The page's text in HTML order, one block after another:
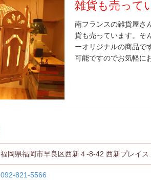
雑貨も売って
南フランスの雑貨屋さ
貨も売っています。そ
ーオリジナルの商品で
可能ですのでお気軽に
福岡県福岡市早良区西新４-8-42 西新プレイ
092-821-5566